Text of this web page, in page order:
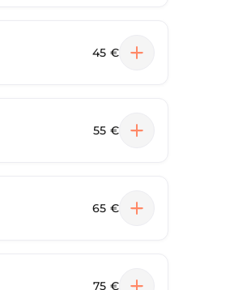
45 €
55 €
65 €
75 €